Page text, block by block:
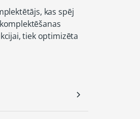
kas spēj
tiek optimizēta